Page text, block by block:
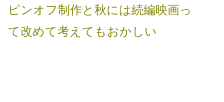
ピンオフ制作と秋には続編映画っ
て改めて考えてもおかしい